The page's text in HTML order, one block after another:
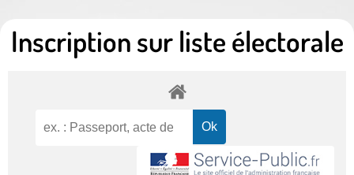
Inscription sur liste électorale